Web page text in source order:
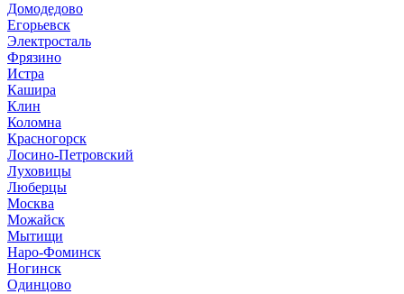
Домодедово
Егорьевск
Электросталь
Фрязино
Истра
Кашира
Клин
Коломна
Красногорск
Лосино-Петровский
Луховицы
Люберцы
Москва
Можайск
Мытищи
Наро-Фоминск
Ногинск
Одинцово